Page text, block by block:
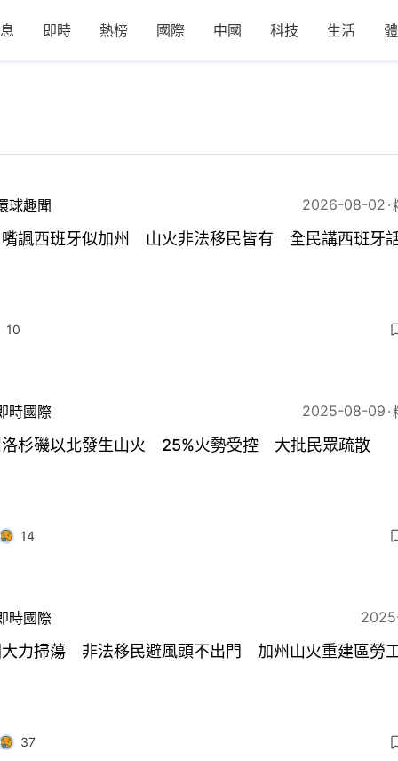
即時 熱榜 國際 中國 科技 生活
球趣聞 2026-08-02
諷西班牙似加州 山火非法移民皆有 全民講西班牙
10
時國際 2025-08-09
杉磯以北發生山火 25%火勢受控 大批民眾疏散
14
時國際
力掃蕩 非法移民避風頭不出門 加州山火重建區勞
37